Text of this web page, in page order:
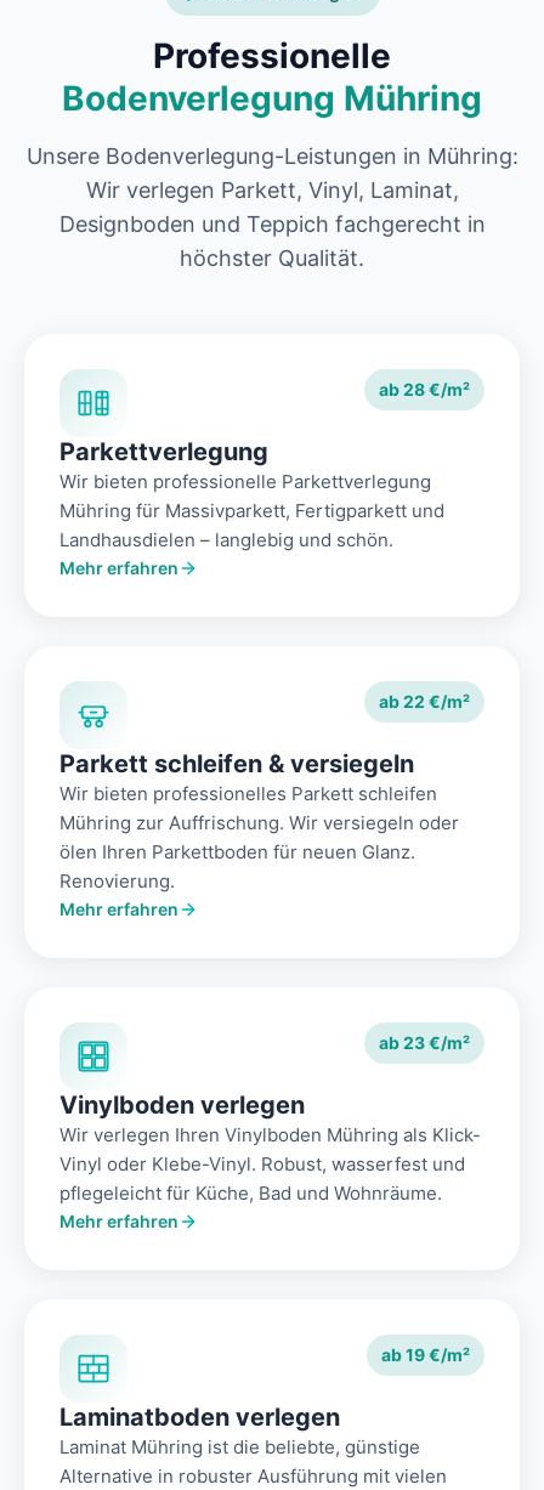
Professionelle
Bodenverlegung Mühring
Unsere Bodenverlegung-Leistungen in Mühring:
Wir verlegen Parkett, Vinyl, Laminat,
Designboden und Teppich fachgerecht in
höchster Qualität.
ab 28 €/m²
Parkettverlegung
Wir bieten professionelle Parkettverlegung
Mühring für Massivparkett, Fertigparkett und
Landhausdielen – langlebig und schön.
Mehr erfahren
ab 22 €/m²
Parkett schleifen & versiegeln
Wir bieten professionelles Parkett schleifen
Mühring zur Auffrischung. Wir versiegeln oder
ölen Ihren Parkettboden für neuen Glanz.
Renovierung.
Mehr erfahren
ab 23 €/m²
Vinylboden verlegen
Wir verlegen Ihren Vinylboden Mühring als Klick-
Vinyl oder Klebe-Vinyl. Robust, wasserfest und
pflegeleicht für Küche, Bad und Wohnräume.
Mehr erfahren
ab 19 €/m²
Laminatboden verlegen
Laminat Mühring ist die beliebte, günstige
Alternative in robuster Ausführung mit vielen